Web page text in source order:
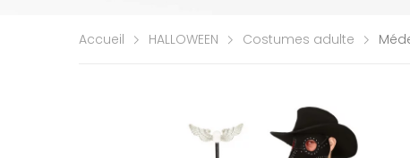
Accueil HALLOWEEN Costumes adulte